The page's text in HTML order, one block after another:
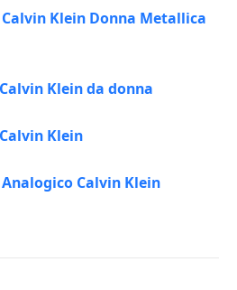
Klein Donna Metallica
Klein da donna
Klein
Calvin Klein